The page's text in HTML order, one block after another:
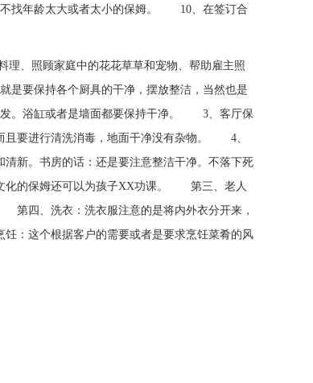
找年龄太大或者太小的保姆。 10、在签订合
理、照顾家庭中的花花草草和宠物、帮助雇主照
要保持各个厨具的干净，摆放整洁，当然也是
。浴缸或者是墙面都要保持干净。 3、客厅保
且要进行清洗消毒，地面干净没有杂物。 4、
新。书房的话：还是要注意整洁干净。不落下死
化的保姆还可以为孩子XX功课。 第三、老人
第四、洗衣：洗衣服注意的是将内外衣分开来，
：这个根据客户的需要或者是要求烹饪菜肴的风